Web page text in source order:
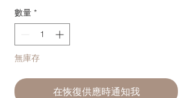
數量 *
無庫存
在恢復供應時通知我